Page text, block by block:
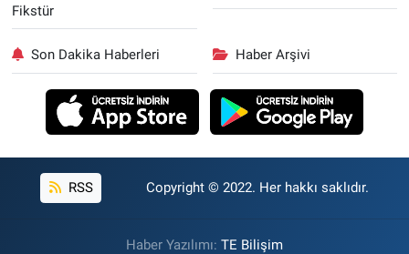
Fikstür
Son Dakika Haberleri Haber Arşivi
RSS Copyright © 2022. Her hakkı saklıdır.
Haber Yazılımı: TE Bilişim